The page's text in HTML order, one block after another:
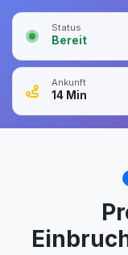
Status
Bereit
Ankunft
14 Min